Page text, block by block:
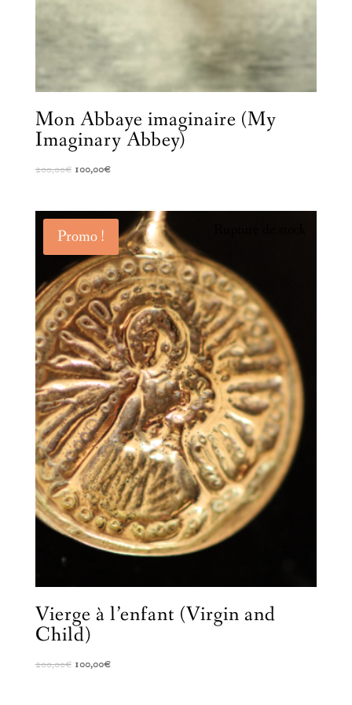
Mon Abbaye imaginaire (My
Imaginary Abbey)
200,00€ Le
était :
200,00€.
100,00€Le
est :
100,00€.
Promo !
Vierge à l’enfant (Virgin and
Child)
200,00€ Le
100,00€Le